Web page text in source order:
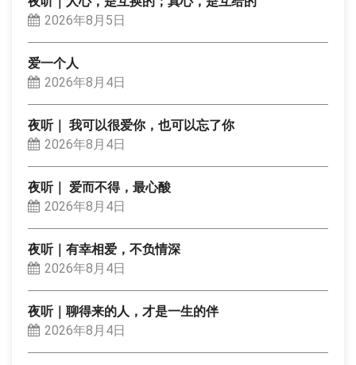
2026年8月5日
爱一个人
2026年8月4日
夜听｜ 我可以很爱你，也可以忘了你
2026年8月4日
夜听｜ 爱而不得，最心酸
2026年8月4日
夜听｜有幸相爱，不负情深
2026年8月4日
夜听｜聊得来的人，才是一生的伴
2026年8月4日